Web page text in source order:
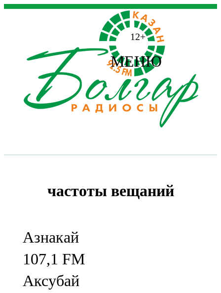
12+
МЕНЮ
частоты вещаний
Азнакай
107,1 FM
Аксубай